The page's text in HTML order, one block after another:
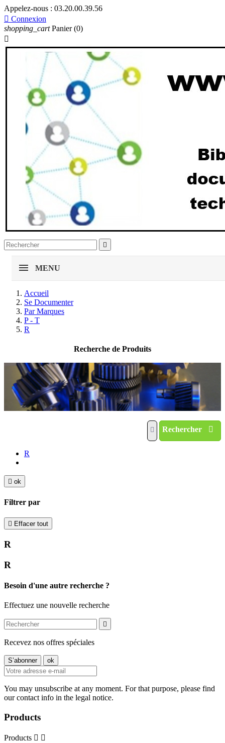
Appelez-nous : 03.20.00.39.56
 Connexion
shopping_cart Panier (0)


MENU
Accueil
Se Documenter
Par Marques
P - T
R
Recherche de Produits
Rechercher
R
 ok
Filtrer par
 Effacer tout
R
R
Besoin d'une autre recherche ?
Effectuez une nouvelle recherche

Recevez nos offres spéciales
You may unsubscribe at any moment. For that purpose, please find
our contact info in the legal notice.
Products
Products  